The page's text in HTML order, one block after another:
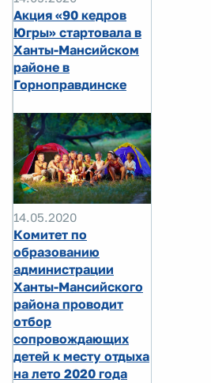
Акция «90 кедров
Югры» стартовала в
Ханты-Мансийском
районе в
Горноправдинске
14.05.2020
Комитет по
образованию
администрации
Ханты-Мансийского
района проводит
отбор
сопровождающих
детей к месту отдыха
на лето 2020 года